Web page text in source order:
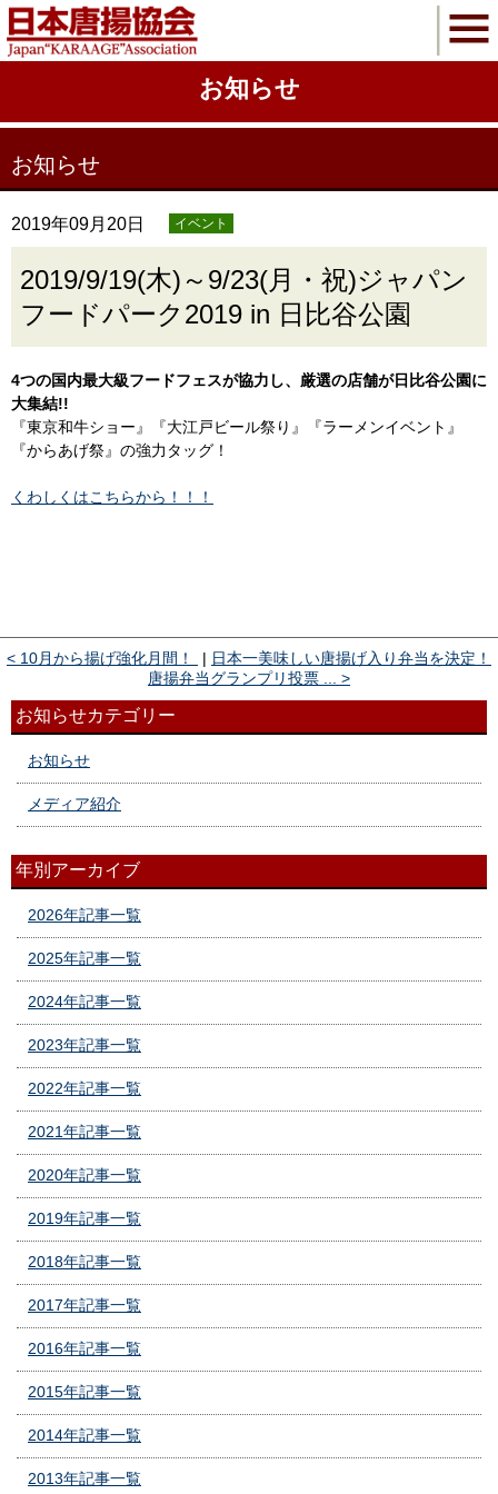
お知らせ
お知らせ
2019年09月20日 イベント
2019/9/19(木)～9/23(月・祝)ジャパン
フードパーク2019 in 日比谷公園
4つの国内最大級フードフェスが協力し、厳選の店舗が日比谷公園に
大集結!!
『東京和牛ショー』『大江戸ビール祭り』『ラーメンイベント』
『からあげ祭』の強力タッグ！
くわしくはこちらから！！！
< 10月から揚げ強化月間！ | 日本一美味しい唐揚げ入り弁当を決定！
唐揚弁当グランプリ投票 ... >
お知らせカテゴリー
お知らせ
メディア紹介
年別アーカイブ
2026年記事一覧
2025年記事一覧
2024年記事一覧
2023年記事一覧
2022年記事一覧
2021年記事一覧
2020年記事一覧
2019年記事一覧
2018年記事一覧
2017年記事一覧
2016年記事一覧
2015年記事一覧
2014年記事一覧
2013年記事一覧